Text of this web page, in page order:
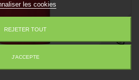
enfant Kéto Kolé Marais...
les cookies
REJETER TOUT
J'ACCEPTE